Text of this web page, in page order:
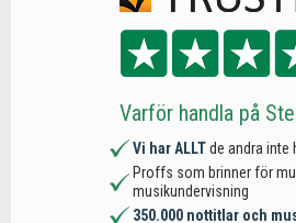
Varför handla på
Vi har ALLTde andra inte
Proffs som brinner för
musikundervisning
350.000 nottitlar och